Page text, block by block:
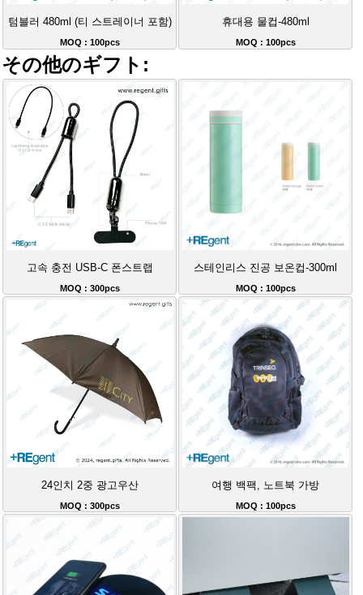
텀블러 480ml (티 스트레이너 포함)
MOQ : 100pcs
휴대용 물컵-480ml
MOQ : 100pcs
その他のギフト:
고속 충전 USB-C 폰스트랩
MOQ : 300pcs
스테인리스 진공 보온컵-300ml
MOQ : 100pcs
24인치 2중 광고우산
MOQ : 300pcs
여행 백팩, 노트북 가방
MOQ : 100pcs